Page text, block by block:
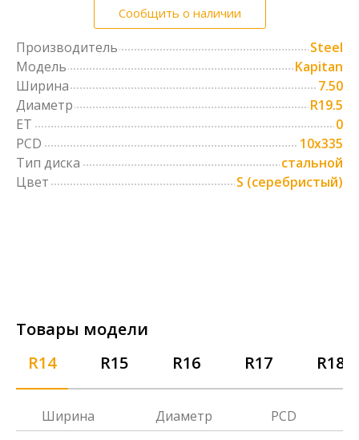
Сообщить о наличии
Производитель
Steel
Модель
Kapitan
Ширина
7.50
Диаметр
R19.5
ET
0
PCD
10x335
Тип диска
стальной
Цвет
S (серебристый)
Товары модели
R14
R15 R16 R17 R18
Ширина Диаметр
PCD